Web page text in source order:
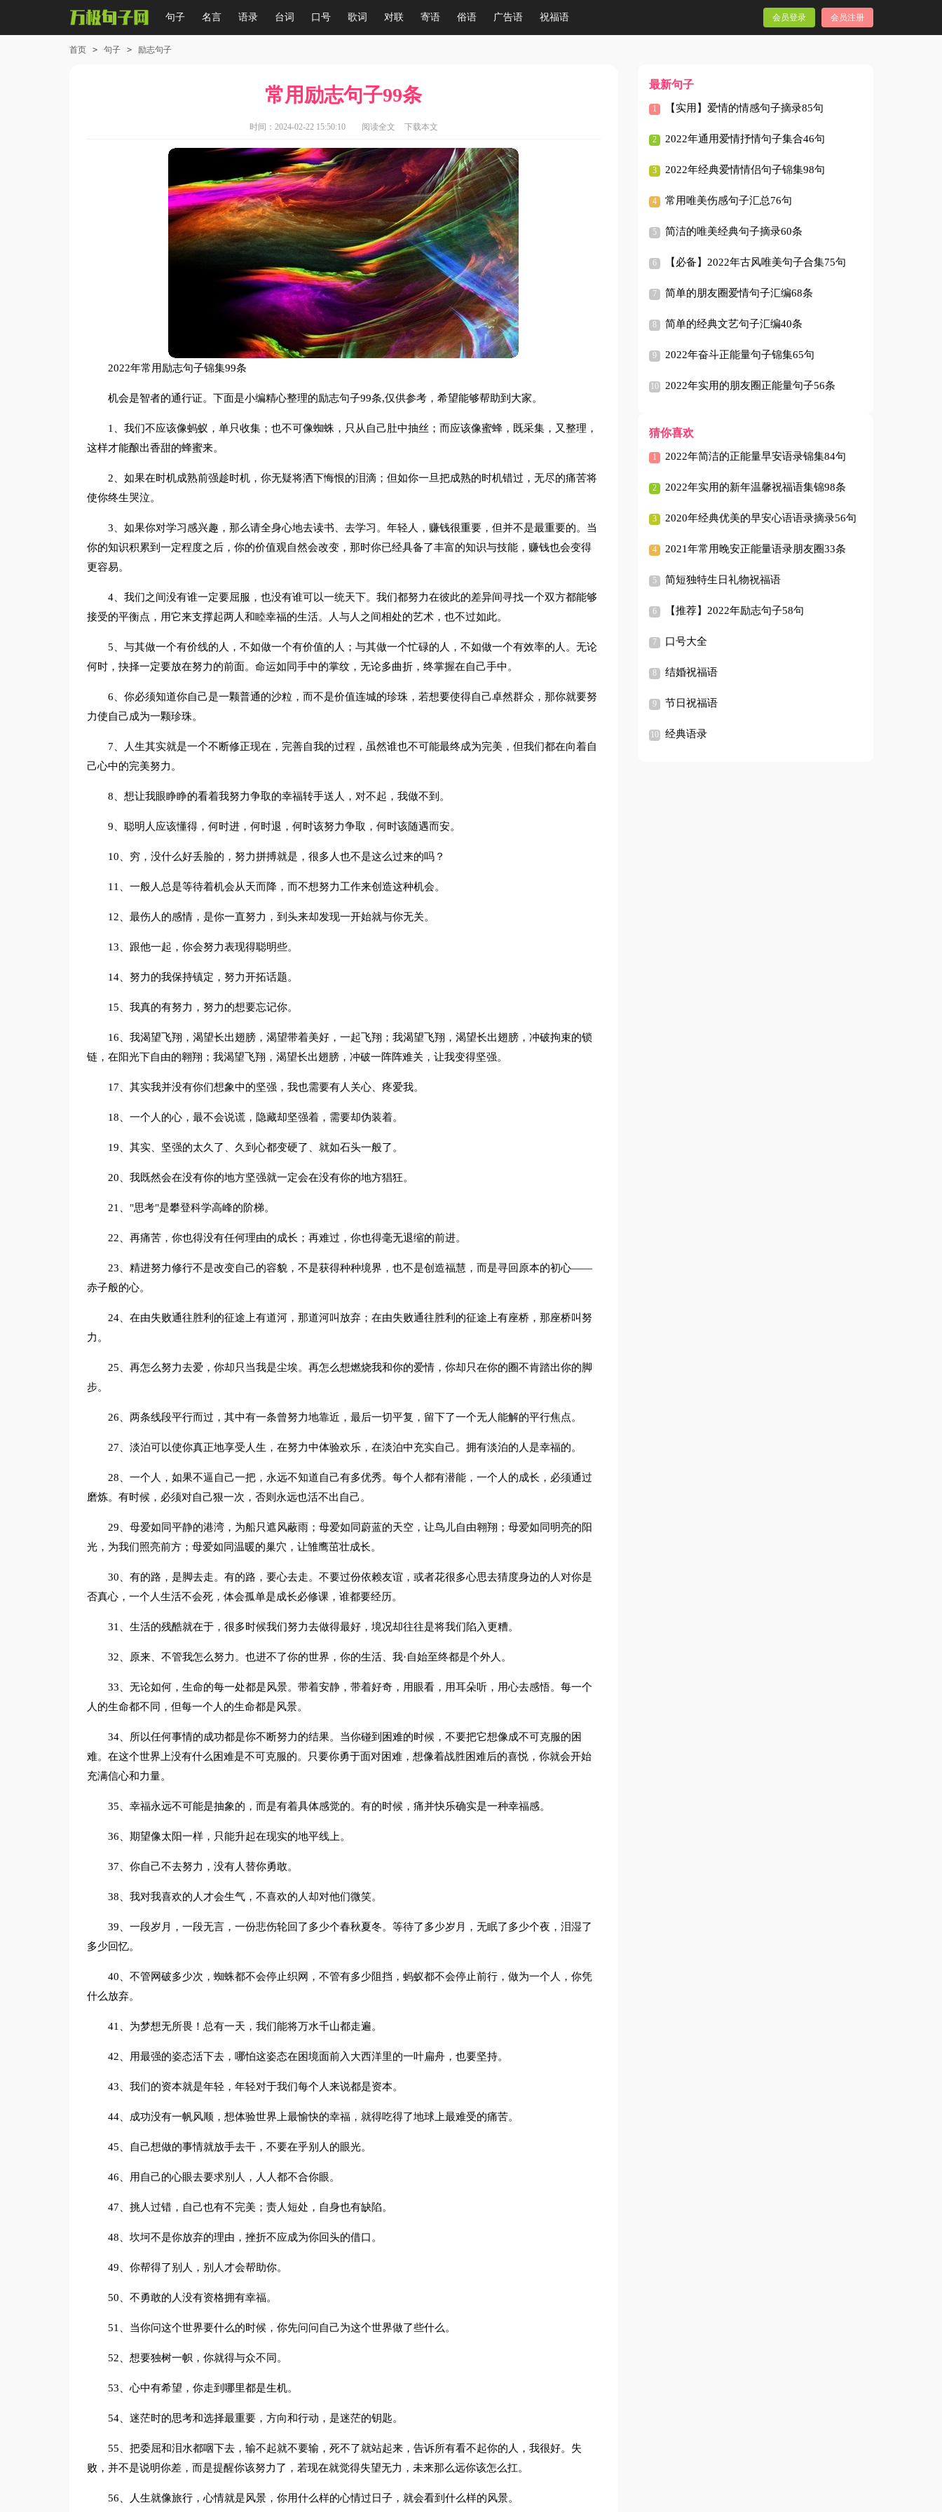
句子 名言 语录 台词 口号 歌词 对联 寄语 俗语 广告语 祝福语 会员登录 会员注册
首页 > 句子 > 励志句子
常用励志句子99条
时间：2024-02-22 15:50:10 阅读全文 下载本文
2022年常用励志句子锦集99条
机会是智者的通行证。下面是小编精心整理的励志句子99条,仅供参考，希望能够帮助到大家。
1、我们不应该像蚂蚁，单只收集；也不可像蜘蛛，只从自己肚中抽丝；而应该像蜜蜂，既采集，又整理，
这样才能酿出香甜的蜂蜜来。
2、如果在时机成熟前强趁时机，你无疑将洒下悔恨的泪滴；但如你一旦把成熟的时机错过，无尽的痛苦将
使你终生哭泣。
3、如果你对学习感兴趣，那么请全身心地去读书、去学习。年轻人，赚钱很重要，但并不是最重要的。当
你的知识积累到一定程度之后，你的价值观自然会改变，那时你已经具备了丰富的知识与技能，赚钱也会变得
更容易。
4、我们之间没有谁一定要屈服，也没有谁可以一统天下。我们都努力在彼此的差异间寻找一个双方都能够
接受的平衡点，用它来支撑起两人和睦幸福的生活。人与人之间相处的艺术，也不过如此。
5、与其做一个有价线的人，不如做一个有价值的人；与其做一个忙碌的人，不如做一个有效率的人。无论
何时，抉择一定要放在努力的前面。命运如同手中的掌纹，无论多曲折，终掌握在自己手中。
6、你必须知道你自己是一颗普通的沙粒，而不是价值连城的珍珠，若想要使得自己卓然群众，那你就要努
力使自己成为一颗珍珠。
7、人生其实就是一个不断修正现在，完善自我的过程，虽然谁也不可能最终成为完美，但我们都在向着自
己心中的完美努力。
8、想让我眼睁睁的看着我努力争取的幸福转手送人，对不起，我做不到。
9、聪明人应该懂得，何时进，何时退，何时该努力争取，何时该随遇而安。
10、穷，没什么好丢脸的，努力拼搏就是，很多人也不是这么过来的吗？
11、一般人总是等待着机会从天而降，而不想努力工作来创造这种机会。
12、最伤人的感情，是你一直努力，到头来却发现一开始就与你无关。
13、跟他一起，你会努力表现得聪明些。
14、努力的我保持镇定，努力开拓话题。
15、我真的有努力，努力的想要忘记你。
16、我渴望飞翔，渴望长出翅膀，渴望带着美好，一起飞翔；我渴望飞翔，渴望长出翅膀，冲破拘束的锁
链，在阳光下自由的翱翔；我渴望飞翔，渴望长出翅膀，冲破一阵阵难关，让我变得坚强。
17、其实我并没有你们想象中的坚强，我也需要有人关心、疼爱我。
18、一个人的心，最不会说谎，隐藏却坚强着，需要却伪装着。
19、其实、坚强的太久了、久到心都变硬了、就如石头一般了。
20、我既然会在没有你的地方坚强就一定会在没有你的地方猖狂。
21、"思考"是攀登科学高峰的阶梯。
22、再痛苦，你也得没有任何理由的成长；再难过，你也得毫无退缩的前进。
23、精进努力修行不是改变自己的容貌，不是获得种种境界，也不是创造福慧，而是寻回原本的初心——
赤子般的心。
24、在由失败通往胜利的征途上有道河，那道河叫放弃；在由失败通往胜利的征途上有座桥，那座桥叫努
力。
25、再怎么努力去爱，你却只当我是尘埃。再怎么想燃烧我和你的爱情，你却只在你的圈不肯踏出你的脚
步。
26、两条线段平行而过，其中有一条曾努力地靠近，最后一切平复，留下了一个无人能解的平行焦点。
27、淡泊可以使你真正地享受人生，在努力中体验欢乐，在淡泊中充实自己。拥有淡泊的人是幸福的。
28、一个人，如果不逼自己一把，永远不知道自己有多优秀。每个人都有潜能，一个人的成长，必须通过
磨炼。有时候，必须对自己狠一次，否则永远也活不出自己。
29、母爱如同平静的港湾，为船只遮风蔽雨；母爱如同蔚蓝的天空，让鸟儿自由翱翔；母爱如同明亮的阳
光，为我们照亮前方；母爱如同温暖的巢穴，让雏鹰茁壮成长。
30、有的路，是脚去走。有的路，要心去走。不要过份依赖友谊，或者花很多心思去猜度身边的人对你是
否真心，一个人生活不会死，体会孤单是成长必修课，谁都要经历。
31、生活的残酷就在于，很多时候我们努力去做得最好，境况却往往是将我们陷入更糟。
32、原来、不管我怎么努力。也进不了你的世界，你的生活、我·自始至终都是个外人。
33、无论如何，生命的每一处都是风景。带着安静，带着好奇，用眼看，用耳朵听，用心去感悟。每一个
人的生命都不同，但每一个人的生命都是风景。
34、所以任何事情的成功都是你不断努力的结果。当你碰到困难的时候，不要把它想像成不可克服的困
难。在这个世界上没有什么困难是不可克服的。只要你勇于面对困难，想像着战胜困难后的喜悦，你就会开始
充满信心和力量。
35、幸福永远不可能是抽象的，而是有着具体感觉的。有的时候，痛并快乐确实是一种幸福感。
36、期望像太阳一样，只能升起在现实的地平线上。
37、你自己不去努力，没有人替你勇敢。
38、我对我喜欢的人才会生气，不喜欢的人却对他们微笑。
39、一段岁月，一段无言，一份悲伤轮回了多少个春秋夏冬。等待了多少岁月，无眠了多少个夜，泪湿了
多少回忆。
40、不管网破多少次，蜘蛛都不会停止织网，不管有多少阻挡，蚂蚁都不会停止前行，做为一个人，你凭
什么放弃。
41、为梦想无所畏！总有一天，我们能将万水千山都走遍。
42、用最强的姿态活下去，哪怕这姿态在困境面前入大西洋里的一叶扁舟，也要坚持。
43、我们的资本就是年轻，年轻对于我们每个人来说都是资本。
44、成功没有一帆风顺，想体验世界上最愉快的幸福，就得吃得了地球上最难受的痛苦。
45、自己想做的事情就放手去干，不要在乎别人的眼光。
46、用自己的心眼去要求别人，人人都不合你眼。
47、挑人过错，自己也有不完美；责人短处，自身也有缺陷。
48、坎坷不是你放弃的理由，挫折不应成为你回头的借口。
49、你帮得了别人，别人才会帮助你。
50、不勇敢的人没有资格拥有幸福。
51、当你问这个世界要什么的时候，你先问问自己为这个世界做了些什么。
52、想要独树一帜，你就得与众不同。
53、心中有希望，你走到哪里都是生机。
54、迷茫时的思考和选择最重要，方向和行动，是迷茫的钥匙。
55、把委屈和泪水都咽下去，输不起就不要输，死不了就站起来，告诉所有看不起你的人，我很好。失
败，并不是说明你差，而是提醒你该努力了，若现在就觉得失望无力，未来那么远你该怎么扛。
56、人生就像旅行，心情就是风景，你用什么样的心情过日子，就会看到什么样的风景。
最新句子
【实用】爱情的情感句子摘录85句
2022年通用爱情抒情句子集合46句
2022年经典爱情情侣句子锦集98句
常用唯美伤感句子汇总76句
简洁的唯美经典句子摘录60条
【必备】2022年古风唯美句子合集75句
简单的朋友圈爱情句子汇编68条
简单的经典文艺句子汇编40条
2022年奋斗正能量句子锦集65句
2022年实用的朋友圈正能量句子56条
猜你喜欢
2022年简洁的正能量早安语录锦集84句
2022年实用的新年温馨祝福语集锦98条
2020年经典优美的早安心语语录摘录56句
2021年常用晚安正能量语录朋友圈33条
简短独特生日礼物祝福语
【推荐】2022年励志句子58句
口号大全
结婚祝福语
节日祝福语
经典语录